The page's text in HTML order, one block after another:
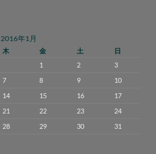
2016年1月
木 金 土
日
1
2
3
7 8 9
10
14 15 16
17
21 22 23
24
28 29 30 31